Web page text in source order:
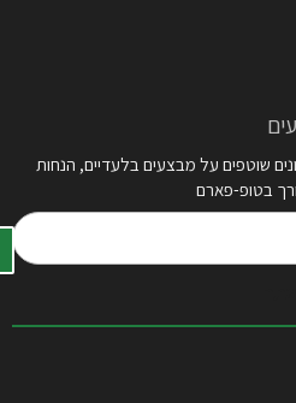
שוטפים על מבצעים בלעדיים, הנחות
בטופ-פארם